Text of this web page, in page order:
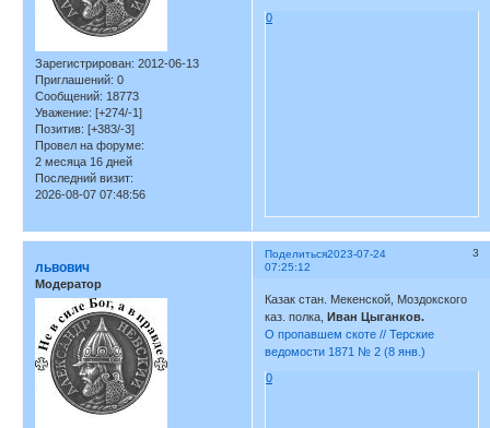
Зарегистрирован: 2012-06-13
Приглашений: 0
Сообщений: 18773
Уважение: [+274/-1]
Позитив: [+383/-3]
Провел на форуме:
2 месяца 16 дней
Последний визит:
2026-08-07 07:48:56
0
Поделиться 3
2023-07-24
07:25:12
львович
Модератор
Казак стан. Мекенской, Моздокского
каз. полка,Иван Цыганков.
О пропавшем скоте // Терские
ведомости 1871 № 2 (8 янв.)
0